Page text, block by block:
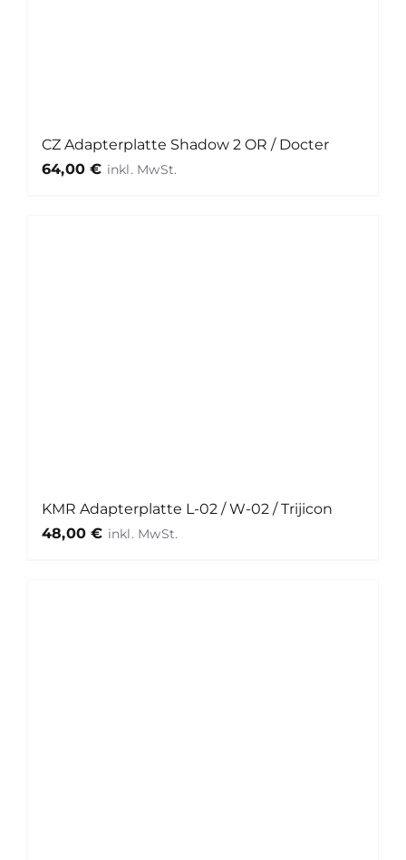
CZ Adapterplatte Shadow 2 OR / Docter
64,00€
KMR Adapterplatte L-02 / W-02 / Trijicon
48,00€